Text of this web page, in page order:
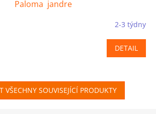
Paloma jandre
2-3 týdny
DETAIL
VŠECHNY SOUVISEJÍCÍ PRODUKTY